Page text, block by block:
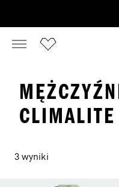
3 wyniki